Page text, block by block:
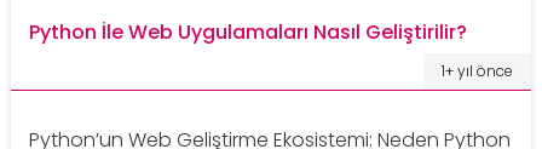
Python İle Web Uygulamaları Nasıl Geliştirilir?
1+ yıl önce
Python’un Web Geliştirme Ekosistemi: Neden Python